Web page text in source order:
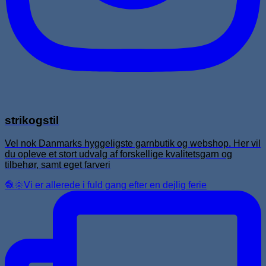
strikogstil
Vel nok Danmarks hyggeligste garnbutik og webshop. Her vil
du opleve et stort udvalg af forskellige kvalitetsgarn og
tilbehør, samt eget farveri
🧶🌞Vi er allerede i fuld gang efter en dejlig ferie